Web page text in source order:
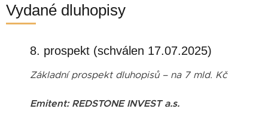
Vydané dluhopisy
8. prospekt (schválen 17.07.2025)
Základní prospekt dluhopisů – na 7 mld. Kč
Emitent: REDSTONE INVEST a.s.